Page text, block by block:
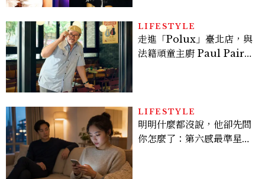
LIFESTYLE
走進「Polux」臺北店，與
法籍頑童主廚 Paul Pairet
LIFESTYLE
明明什麼都沒說，他卻先問
你怎麼了：第六感最準星座